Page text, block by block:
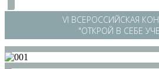
VI ВСЕРОССИЙСКАЯ
"ОТКРОЙ В СЕБЕ